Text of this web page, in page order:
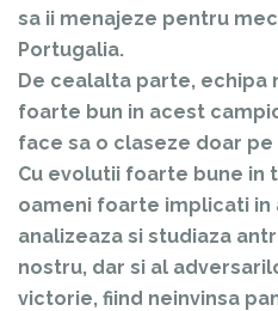
sa ii menajeze pentru
Portugalia.
De cealalta parte, echipa
foarte bun in acest
face sa o claseze doar pe
Cu evolutii foarte bune in
oameni foarte implicati in
analizeaza si studiaza
nostru, dar si al
victorie, fiind neinvinsa